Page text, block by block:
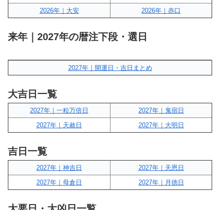
2026年｜大安
2026年｜赤口
来年｜2027年の暦注下段・選日
2027年｜開運日・吉日まとめ
大吉日一覧
2027年｜一粒万倍日
2027年｜鬼宿日
2027年｜天赦日
2027年｜大明日
吉日一覧
2027年｜神吉日
2027年｜天恩日
2027年｜母倉日
2027年｜月徳日